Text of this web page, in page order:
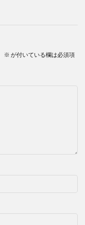
※ が付いている欄は必須項